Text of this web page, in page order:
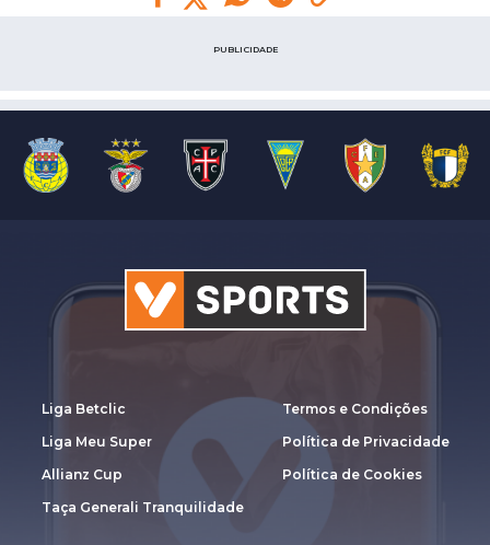
PUBLICIDADE
Liga Betclic
Liga Meu Super
Allianz Cup
Taça Generali Tranquilidade
Termos e Condições
Política de Privacidade
Política de Cookies